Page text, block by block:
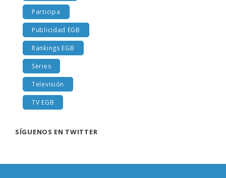
Participa
Publicidad EGB
Rankings EGB
Series
Televisión
TV EGB
SÍGUENOS EN TWITTER